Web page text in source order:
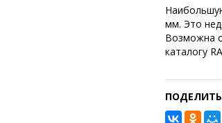
мм. Это
Возможна
каталогу